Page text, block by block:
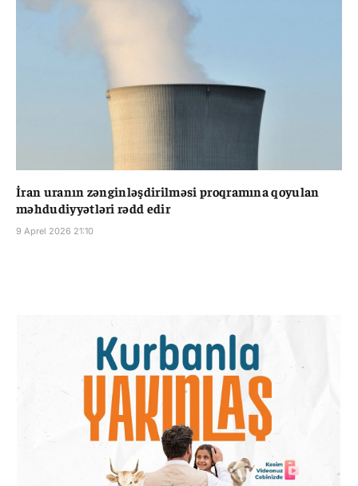
İran uranın zənginləşdirilməsi proqramına qoyulan
məhdudiyyətləri rədd edir
9 Aprel 2026 21:10